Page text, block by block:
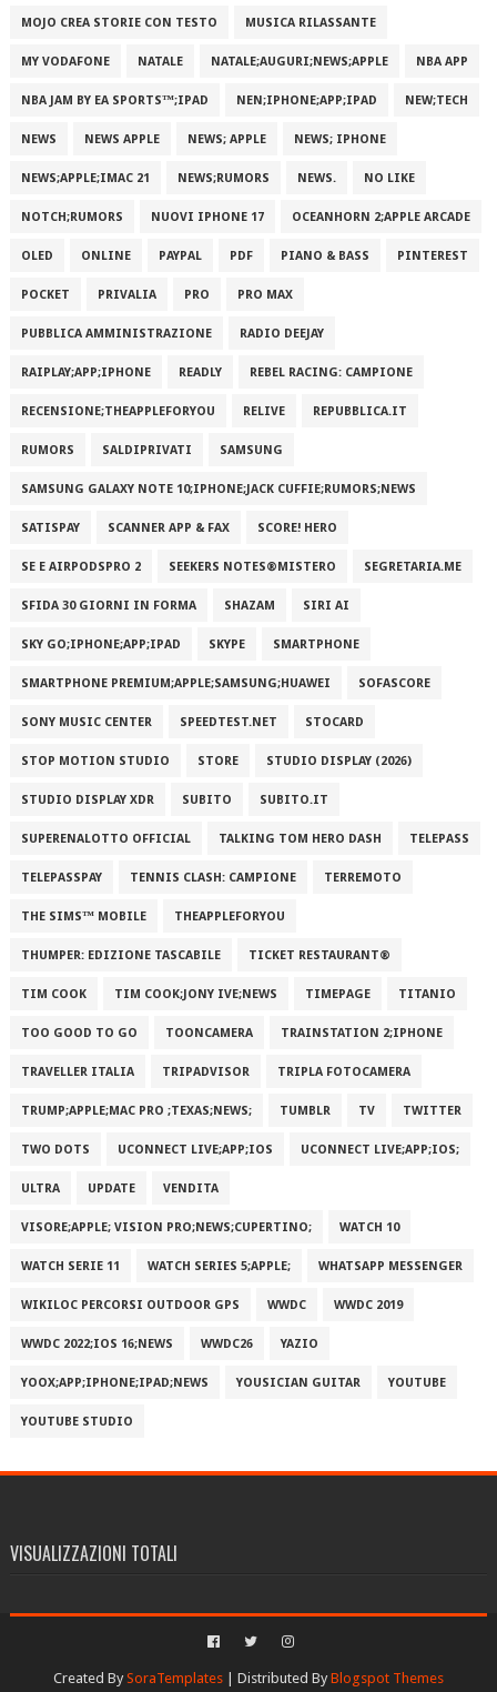
MOJO CREA STORIE CON TESTO MUSICA RILASSANTE
MY VODAFONE NATALE NATALE;AUGURI;NEWS;APPLE NBA APP
NBA JAM BY EA SPORTS™;IPAD NEN;IPHONE;APP;IPAD NEW;TECH
NEWS NEWS APPLE NEWS; APPLE NEWS; IPHONE
NEWS;APPLE;IMAC 21 NEWS;RUMORS NEWS. NO LIKE
NOTCH;RUMORS NUOVI IPHONE 17 OCEANHORN 2;APPLE ARCADE
OLED ONLINE PAYPAL PDF PIANO & BASS PINTEREST
POCKET PRIVALIA PRO PRO MAX
PUBBLICA AMMINISTRAZIONE RADIO DEEJAY
RAIPLAY;APP;IPHONE READLY REBEL RACING: CAMPIONE
RECENSIONE;THEAPPLEFORYOU RELIVE REPUBBLICA.IT
RUMORS SALDIPRIVATI SAMSUNG
SAMSUNG GALAXY NOTE 10;IPHONE;JACK CUFFIE;RUMORS;NEWS
SATISPAY SCANNER APP & FAX SCORE! HERO
SE E AIRPODSPRO 2 SEEKERS NOTES®MISTERO SEGRETARIA.ME
SFIDA 30 GIORNI IN FORMA SHAZAM SIRI AI
SKY GO;IPHONE;APP;IPAD SKYPE SMARTPHONE
SMARTPHONE PREMIUM;APPLE;SAMSUNG;HUAWEI SOFASCORE
SONY MUSIC CENTER SPEEDTEST.NET STOCARD
STOP MOTION STUDIO STORE STUDIO DISPLAY (2026)
STUDIO DISPLAY XDR SUBITO SUBITO.IT
SUPERENALOTTO OFFICIAL TALKING TOM HERO DASH TELEPASS
TELEPASSPAY TENNIS CLASH: CAMPIONE TERREMOTO
THE SIMS™ MOBILE THEAPPLEFORYOU
THUMPER: EDIZIONE TASCABILE TICKET RESTAURANT®
TIM COOK TIM COOK;JONY IVE;NEWS TIMEPAGE TITANIO
TOO GOOD TO GO TOONCAMERA TRAINSTATION 2;IPHONE
TRAVELLER ITALIA TRIPADVISOR TRIPLA FOTOCAMERA
TRUMP;APPLE;MAC PRO ;TEXAS;NEWS; TUMBLR TV TWITTER
TWO DOTS UCONNECT LIVE;APP;IOS UCONNECT LIVE;APP;IOS;
ULTRA UPDATE VENDITA
VISORE;APPLE; VISION PRO;NEWS;CUPERTINO; WATCH 10
WATCH SERIE 11 WATCH SERIES 5;APPLE; WHATSAPP MESSENGER
WIKILOC PERCORSI OUTDOOR GPS WWDC WWDC 2019
WWDC 2022;IOS 16;NEWS WWDC26 YAZIO
YOOX;APP;IPHONE;IPAD;NEWS YOUSICIAN GUITAR YOUTUBE
YOUTUBE STUDIO
VISUALIZZAZIONI TOTALI
Created By SoraTemplates| Distributed By Blogspot Themes